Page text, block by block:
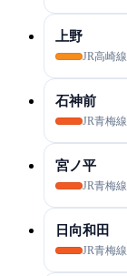
上野
JR高崎線
石神前
JR青梅線
宮ノ平
JR青梅線
日向和田
JR青梅線